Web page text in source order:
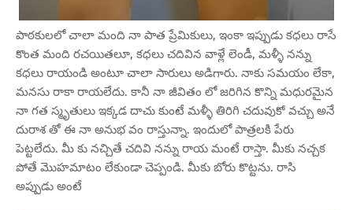
పాఠకులలో చాలా మంది నా పాత ప్రేమికులు, ఇంకా ఇప్పుడు కధలు రాసే
కొంత మంది రచయితలూ, కధలు చదివిన వాళ్లే లెండీ, మళ్ళీ నన్ను
కధలు రాయండి అంటూ చాలా సారులు అడిగారు. నాకు సమయం లేకా,
మనసు రాకా రాయలేదు. కానీ నా జీవితం లో జరిగిన కొన్ని మధురమైన
నా గత స్మృతులు ఇక్కడ దాచు కుంటే మళ్ళీ తిరిగి చదువుకో వచ్చు అనే
దురాశ తో ఈ నా అనుభ వం రాస్తున్నా. ఇందులో పాత్రలకి పేరు
పెట్టలేదు. మీ కు నచ్చితే చదివి నన్ను రాయ మంటే రాస్తా. మీకు నచ్చక
పోతే మొహమాటం లేకుండా చెప్పండి. మీకు బోరు కొట్టను. రాసి
అప్పుడు అంటే